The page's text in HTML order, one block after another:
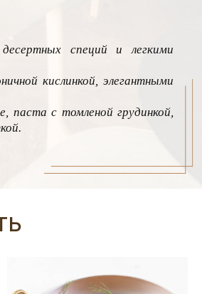
специй и легкими
кислинкой, элегантными
паста с томленой грудинкой,